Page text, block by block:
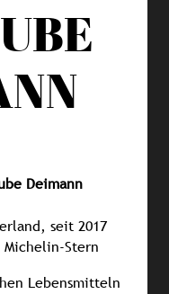
Deimann
seit 2017
Stern
Lebensmitteln